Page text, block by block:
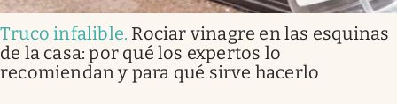
Truco infalible. Rociar vinagre en las esquinas
de la casa: por qué los expertos lo
recomiendan y para qué sirve hacerlo